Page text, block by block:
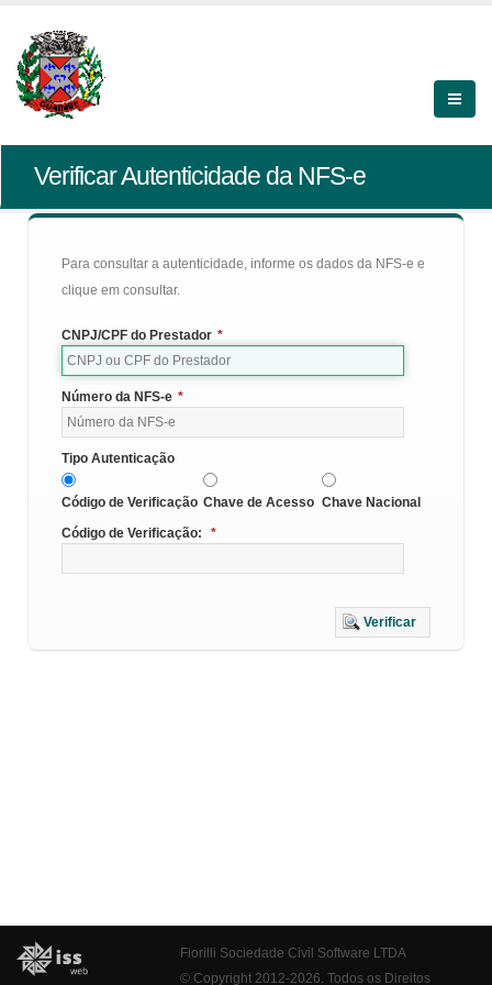
Verificar Autenticidade da NFS-e
Para consultar a autenticidade, informe os dados da NFS-e e
clique em consultar.
CNPJ/CPF do Prestador *
Número da NFS-e *
Tipo Autenticação
Código de Verificação Chave de Acesso Chave Nacional
Código de Verificação:
*
Verificar
Fiorilli Sociedade Civil Software LTDA
© Copyright 2012-2026. Todos os Direitos